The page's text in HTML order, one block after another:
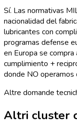
Sí. Las normativas
nacionalidad del
lubricantes con
programas defense
en Europa se
cumplimiento +
donde NO operamos
Altre domande
Altri cluster